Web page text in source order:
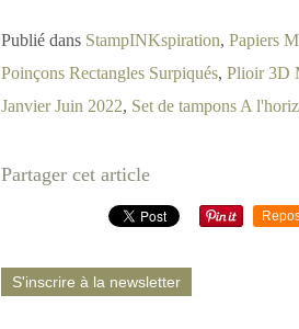
Publié dans StampINKspiration, Papiers
Poinçons Rectangles Surpiqués, Plioir 3D
Janvier Juin 2022, Set de tampons A
Partager cet article
S'inscrire à la newsletter